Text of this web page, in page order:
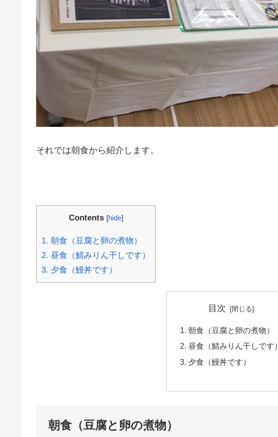
それでは朝食から紹介します。
Contents [hide]
1. 朝食（豆腐と卵の煮物）
2. 昼食（鯖みりん干しです）
3. 夕食（鰻丼です）
目次
朝食（豆腐と卵の煮物）
昼食（鯖みりん干しです）
夕食（鰻丼です）
朝食（豆腐と卵の煮物）